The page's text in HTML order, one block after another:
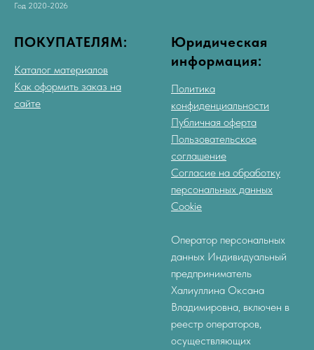
Год 2020-2026
ПОКУПАТЕЛЯМ:
Каталог материалов
Как оформить заказ на
сайте
Юридическая
информация:
Политика
конфиденциальности
Публичная оферта
Пользовательское
соглашение
Согласие на обработку
персональных данных
Cookie
Оператор персональных
данных Индивидуальный
предприниматель
Халиуллина Оксана
Владимировна, включен в
реестр операторов,
осуществляющих